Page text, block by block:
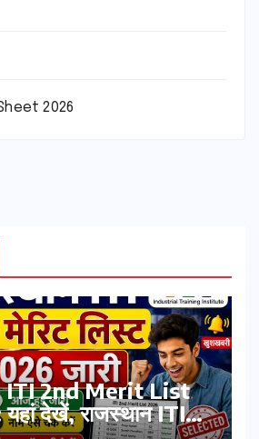
2026
ITI 2nd Merit List